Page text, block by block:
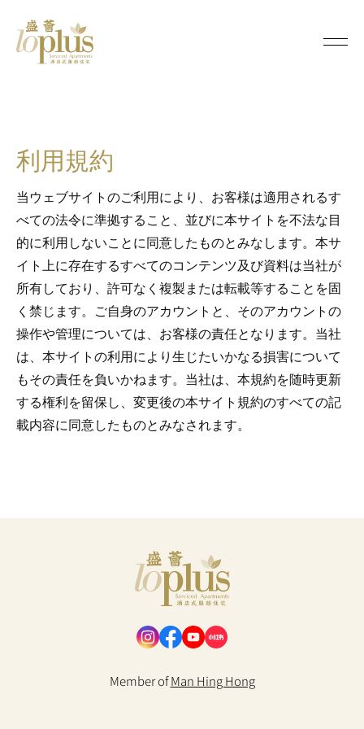
利
用
利用規約
当ウェブサイトのご利用により、お客様は適用されるす
べての法令に準拠すること、並びに本サイトを不法な目
的に利用しないことに同意したものとみなします。本サ
イト上に存在するすべてのコンテンツ及び資料は当社が
所有しており、許可なく複製または転載等することを固
く禁じます。ご自身のアカウントと、そのアカウントの
操作や管理については、お客様の責任となります。当社
は、本サイトの利用により生じたいかなる損害について
もその責任を負いかねます。当社は、本規約を随時更新
する権利を留保し、変更後の本サイト規約のすべての記
載内容に同意したものとみなされます。
Member ofMan Hing Hong